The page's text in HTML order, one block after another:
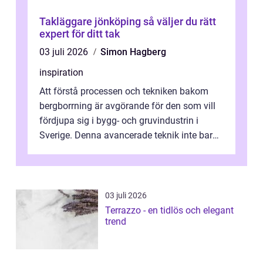
Takläggare jönköping så väljer du rätt
expert för ditt tak
03 juli 2026
Simon Hagberg
inspiration
Att förstå processen och tekniken bakom
bergborrning är avgörande för den som vill
fördjupa sig i bygg- och gruvindustrin i
Sverige. Denna avancerade teknik inte bara
03 juli 2026
Terrazzo - en tidlös och elegant
trend